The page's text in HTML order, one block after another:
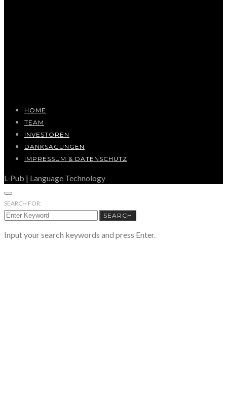
HOME
TEAM
INVESTOREN
DANKSAGUNGEN
IMPRESSUM & DATENSCHUTZ
L-Pub | Language Technology
SEARCH FOR:
SEARCH
Input your search keywords and press Enter.